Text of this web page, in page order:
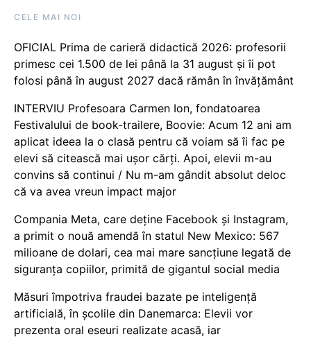
CELE MAI NOI
OFICIAL Prima de carieră didactică 2026: profesorii
primesc cei 1.500 de lei până la 31 august și îi pot
folosi până în august 2027 dacă rămân în învățământ
INTERVIU Profesoara Carmen Ion, fondatoarea
Festivalului de book-trailere, Boovie: Acum 12 ani am
aplicat ideea la o clasă pentru că voiam să îi fac pe
elevi să citească mai ușor cărți. Apoi, elevii m-au
convins să continui / Nu m-am gândit absolut deloc
că va avea vreun impact major
Compania Meta, care deține Facebook și Instagram,
a primit o nouă amendă în statul New Mexico: 567
milioane de dolari, cea mai mare sancțiune legată de
siguranța copiilor, primită de gigantul social media
Măsuri împotriva fraudei bazate pe inteligență
artificială, în școlile din Danemarca: Elevii vor
prezenta oral eseuri realizate acasă, iar